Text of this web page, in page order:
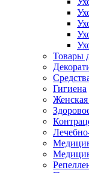
Товары
Гигиена
Женская